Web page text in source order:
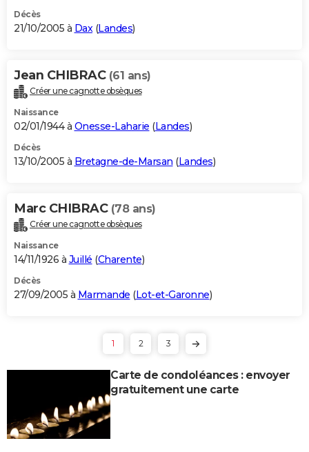
Décès
21/10/2005 à Dax(Landes)
Jean CHIBRAC (61 ans)
Créer une cagnotte obsèques
Naissance
02/01/1944 à Onesse-Laharie (Landes)
Décès
13/10/2005 à Bretagne-de-Marsan (Landes)
Marc CHIBRAC (78 ans)
Créer une cagnotte obsèques
Naissance
14/11/1926 à Juillé (Charente)
Décès
27/09/2005 à Marmande (Lot-et-Garonne)
1 2 3
Carte de condoléances : envoyer
gratuitement une carte